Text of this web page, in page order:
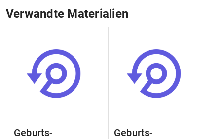
Verwandte Materialien
Geburts-
Geburts-